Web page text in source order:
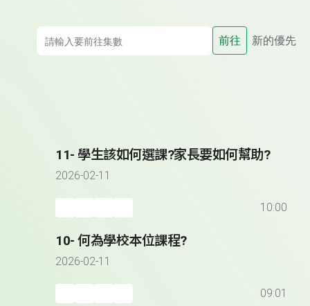
前往 新的優先
11- 學生該如何選課?家長要如何幫助?
2026-02-11
10:00
10- 何為學校本位課程?
2026-02-11
09:01